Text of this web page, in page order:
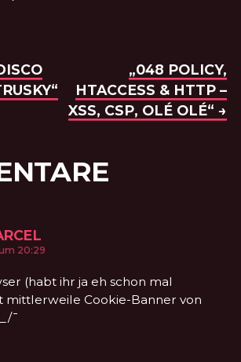
NÄCHSTE
„048 POLICY,
HTACCESS & HTTP –
XSS, CSP, OLÉ OLÉ“ →
um 20:29
(habt ihr ja eh schon mal
Cookie-Banner von
¯